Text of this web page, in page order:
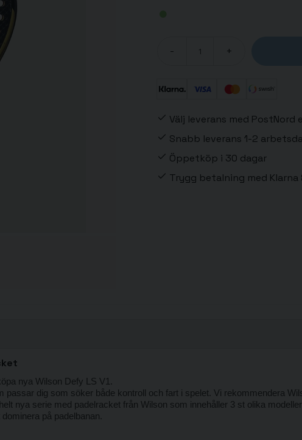
- +
Välj leverans med
Snabb leverans 1-2
Öppetköp i 30 dagar
Trygg betalning med Klarna
nya Wilson Defy LS V1.
passar dig som söker både kontroll och fart i spelet. Vi rekommendera
nya serie med padelracket från Wilson som innehåller 3 st olika
på padelbanan.